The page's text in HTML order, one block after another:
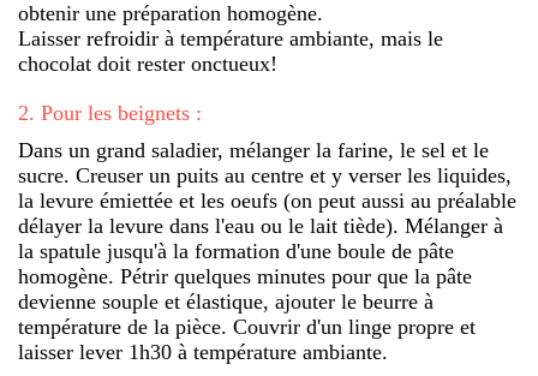
obtenir une préparation homogène.
Laisser refroidir à température ambiante, mais le
chocolat doit rester onctueux!
2. Pour les beignets :
Dans un grand saladier, mélanger la farine, le sel et le
sucre. Creuser un puits au centre et y verser les liquides,
la levure émiettée et les oeufs (on peut aussi au préalable
délayer la levure dans l'eau ou le lait tiède). Mélanger à
la spatule jusqu'à la formation d'une boule de pâte
homogène. Pétrir quelques minutes pour que la pâte
devienne souple et élastique, ajouter le beurre à
température de la pièce. Couvrir d'un linge propre et
laisser lever 1h30 à température ambiante.